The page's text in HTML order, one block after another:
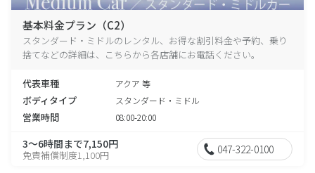
基本料金プラン（C2）
スタンダード・ミドルのレンタル、お得な割引料金や予約、乗り
捨てなどの詳細は、こちらから各店舗にお電話ください。
代表車種 アクア 等
ボディタイプ スタンダード・ミドル
営業時間 08:00-20:00
3～6時間まで7,150円
免責補償制度1,100円 047-322-0100